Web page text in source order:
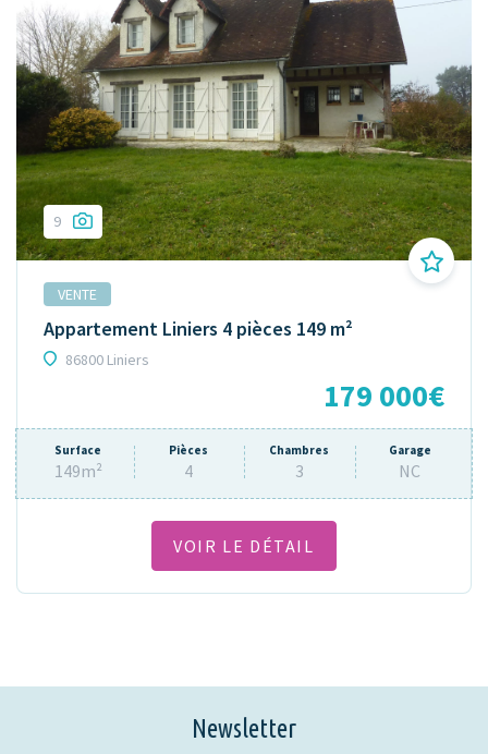
9
VENTE
Appartement Liniers 4 pièces 149 m²
86800 Liniers
179 000€
Surface
149m²
Pièces
4
Chambres
3
Garage
NC
VOIR LE DÉTAIL
Newsletter